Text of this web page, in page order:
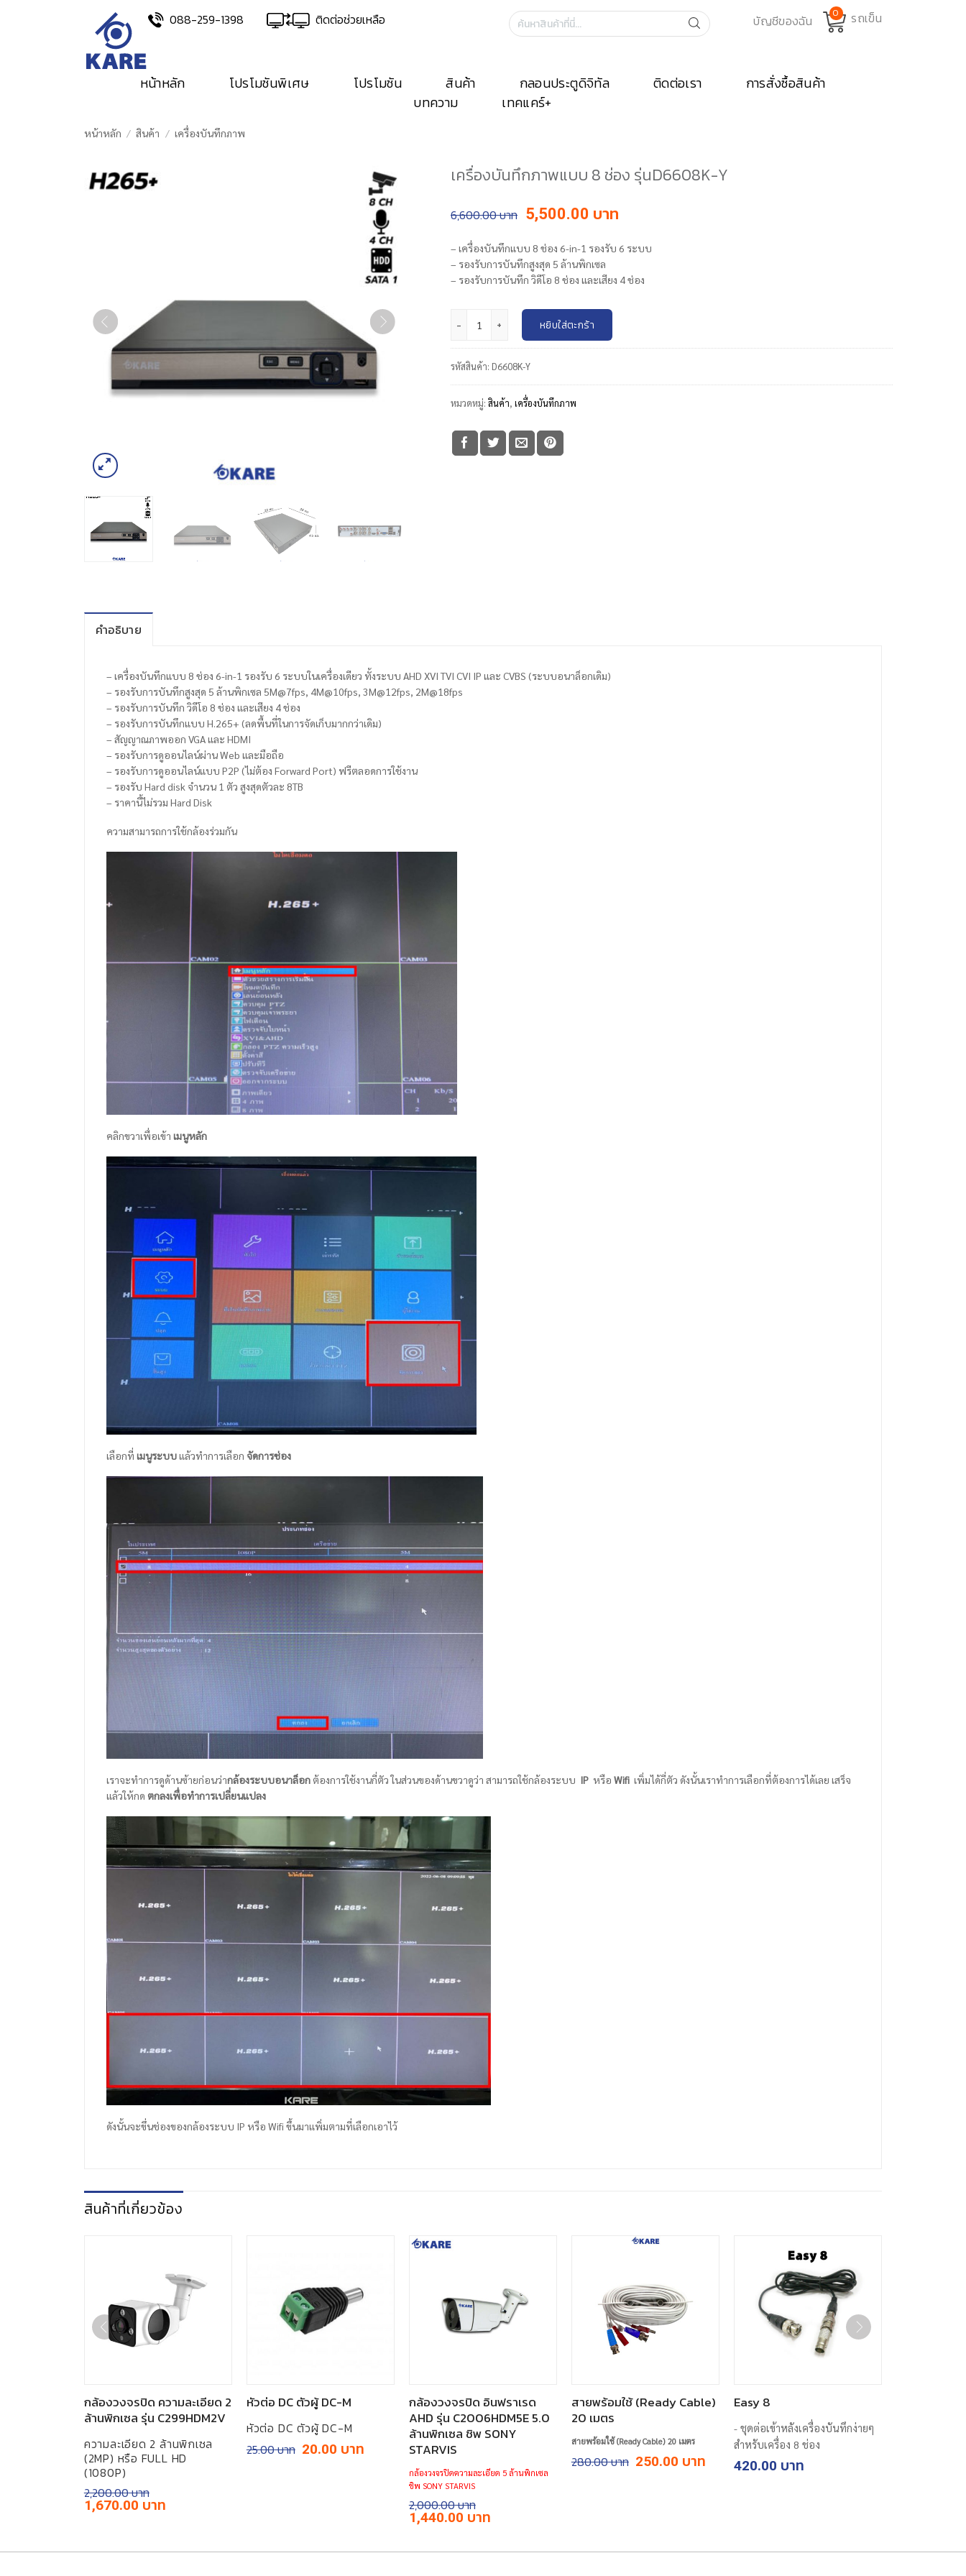
088-259-1398 ติดต่อช่วยเหลือ ค้นหา:
0
หน้าหลัก โปรโมชันพิเศษ โปรโมชัน สินค้า กลอนประตูดิจิทัล ติดต่อเรา
การสั่งซื้อสินค้า
บทความ
เทคแคร์+
หน้าหลัก / สินค้า / เครื่องบันทึกภาพ
เครื่องบันทึกภาพแบบ 8 ช่อง รุ่นD6608K-Y
6,600.00 Original
price
was:
฿6,600.00.
5,500.00 Current
is:
– เครื่องบันทึกแบบ 8 ช่อง 6-in-1 รองรับ 6 ระบบ
– รองรับการบันทึกสูงสุด 5 ล้านพิกเซล
– รองรับการบันทึก วิดีโอ 8 ช่อง และเสียง 4 ช่อง
จำนวน เครื่องบันทึกภาพแบบ 8 ช่อง รุ่นD6608K-Y ชิ้น
หยิบใส่ตะกร้า
รหัสสินค้า: D6608K-Y
หมวดหมู่: สินค้า, เครื่องบันทึกภาพ
คำอธิบาย
– เครื่องบันทึกแบบ 8 ช่อง 6-in-1 รองรับ 6 ระบบในเครื่องเดียว ทั้งระบบ AHD XVI TVI CVI IP และ CVBS (ระบบอนาล็อกเดิม)
– รองรับการบันทึกสูงสุด 5 ล้านพิกเซล 5M@7fps, 4M@10fps, 3M@12fps, 2M@18fps
– รองรับการบันทึก วิดีโอ 8 ช่อง และเสียง 4 ช่อง
– รองรับการบันทึกแบบ H.265+ (ลดพื้นที่ในการจัดเก็บมากกว่าเดิม)
– สัญญาณภาพออก VGA และ HDMI
– รองรับการดูออนไลน์ผ่าน Web และมือถือ
– รองรับการดูออนไลน์แบบ P2P (ไม่ต้อง Forward Port) ฟรีตลอดการใช้งาน
– รองรับ Hard disk จำนวน 1 ตัว สูงสุดตัวละ 8TB
– ราคานี้ไม่รวม Hard Disk
ความสามารถการใช้กล้องร่วมกัน
คลิกขวาเพื่อเข้า เมนูหลัก
เลือกที่ เมนูระบบแล้วทำการเลือก จัดการช่อง
เราจะทำการดูด้านซ้ายก่อนว่ากล้องระบบอนาล็อก ต้องการใช้งานกี่ตัว ในส่วนของด้านขวาดูว่า สามารถใช้กล้องระบบ IP หรือ Wifi เพิ่มได้กี่ตัว ดังนั้นเราทำการเลือกที่ต้องการได้เลย เสร็จ
แล้วให้กด ตกลงเพื่อทำการเปลี่ยนแปลง
ดังนั้นจะขึ่นช่องของกล้องระบบ IP หรือ Wifi ขึ้นมาเเพิ่มตามที่เลือกเอาไว้
สินค้าที่เกี่ยวข้อง
กล้องวงจรปิด ความละเอียด 2
ล้านพิกเซล รุ่น C299HDM2V
2,200.00
Original
price
1,670.00 Current
price
ความละเอียด 2 ล้านพิกเซล
(2MP) หรือ FULL HD
(1080P)
หัวต่อ DC ตัวผู้ DC-M
25.00 Original
price
20.00 Current
price
หัวต่อ DC ตัวผู้ DC-M
กล้องวงจรปิด อินฟราเรด
AHD รุ่น C2006HDM5E 5.0
ล้านพิกเซล ชิพ SONY
STARVIS
2,000.00
Original
price
1,440.00 Current
price
กล้องวงจรปิดความละเอียด 5 ล้านพิกเซล
ชิพ SONY STARVIS
สายพร้อมใช้ (Ready Cable)
20 เมตร
280.00 Original
price
250.00 Current
price
สายพร้อมใช้ (Ready Cable) 20 เมตร
Easy 8
420.00
- ชุดต่อเข้าหลังเครื่องบันทึกง่ายๆ
สำหรับเครื่อง 8 ช่อง